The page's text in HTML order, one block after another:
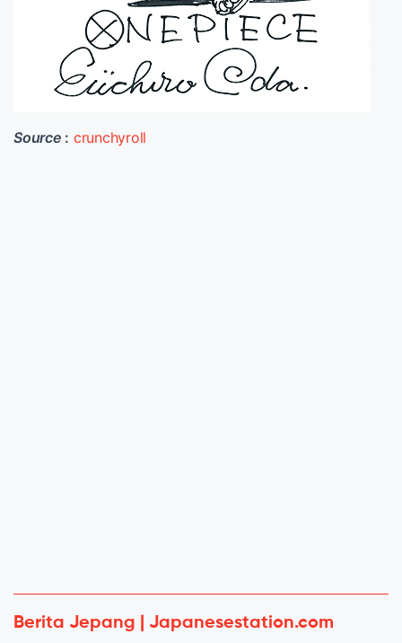
Source : crunchyroll
Berita Jepang | Japanesestation.com